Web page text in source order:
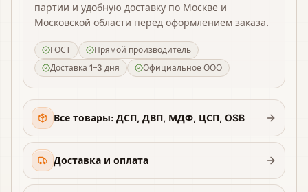
партии и удобную доставку по Москве и
Московской области перед оформлением заказа.
ГОСТ
Прямой производитель
Доставка 1–3 дня
Официальное ООО
Все товары: ДСП, ДВП, МДФ, ЦСП, OSB
Доставка и оплата